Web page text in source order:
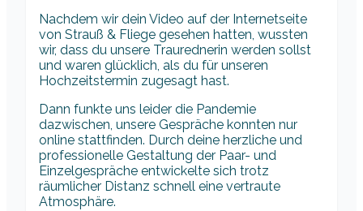
Nachdem wir dein Video auf der Internetseite
von Strauß & Fliege gesehen hatten, wussten
wir, dass du unsere Traurednerin werden sollst
und waren glücklich, als du für unseren
Hochzeitstermin zugesagt hast.
Dann funkte uns leider die Pandemie
dazwischen, unsere Gespräche konnten nur
online stattfinden. Durch deine herzliche und
professionelle Gestaltung der Paar- und
Einzelgespräche entwickelte sich trotz
räumlicher Distanz schnell eine vertraute
Atmosphäre.